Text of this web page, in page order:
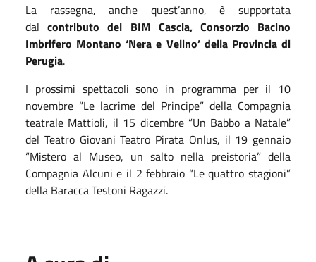
La rassegna, anche quest’anno, è supportata
dalcontributo del BIM Cascia, Consorzio Bacino
Imbrifero Montano ‘Nera e Velino’ della Provincia di
Perugia.
I prossimi spettacoli sono in programma per il 10
novembre “Le lacrime del Principe” della Compagnia
teatrale Mattioli, il 15 dicembre “Un Babbo a Natale”
del Teatro Giovani Teatro Pirata Onlus, il 19 gennaio
“Mistero al Museo, un salto nella preistoria” della
Compagnia Alcuni e il 2 febbraio “Le quattro stagioni”
della Baracca Testoni Ragazzi.